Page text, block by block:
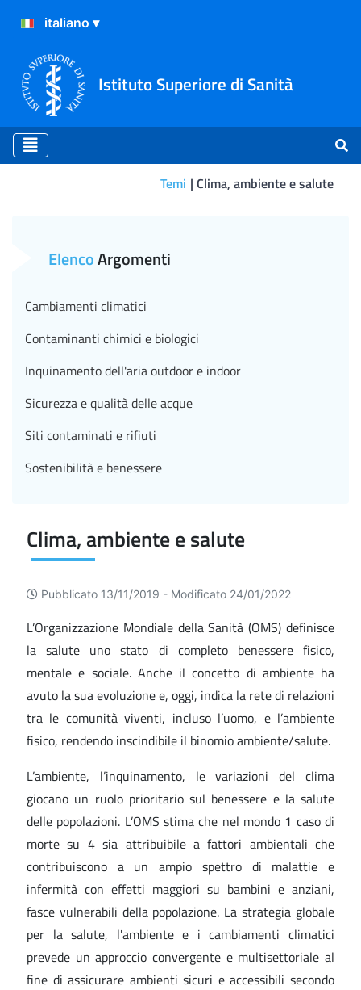
Istituto Superiore di Sanità
Temi Clima, ambiente e salute
Clima, ambiente e salute
Pubblicato 13/11/2019 - Modificato 24/01/2022
L’Organizzazione Mondiale della Sanità (OMS) definisce
la salute uno stato di completo benessere fisico,
mentale e sociale. Anche il concetto di ambiente ha
avuto la sua evoluzione e, oggi, indica la rete di relazioni
tra le comunità viventi, incluso l’uomo, e l’ambiente
fisico, rendendo inscindibile il binomio ambiente/salute.
L’ambiente, l’inquinamento, le variazioni del clima
giocano un ruolo prioritario sul benessere e la salute
delle popolazioni. L’OMS stima che nel mondo 1 caso di
morte su 4 sia attribuibile a fattori ambientali che
contribuiscono a un ampio spettro di malattie e
infermità con effetti maggiori su bambini e anziani,
fasce vulnerabili della popolazione. La strategia globale
per la salute, l'ambiente e i cambiamenti climatici
prevede un approccio convergente e multisettoriale al
fine di assicurare ambienti sicuri e accessibili secondo
ElencoArgomenti
Cambiamenti climatici
Contaminanti chimici e biologici
Inquinamento dell'aria outdoor e indoor
Sicurezza e qualità delle acque
Siti contaminati e rifiuti
Sostenibilità e benessere